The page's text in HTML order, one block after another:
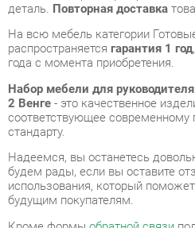
Набор мебели для руководителя
2 Венге
- это качественное
соответствующее современному
стандарту.
будем рады, если вы оставите
использования, который поможет
будущим покупателям.
консультацию, фото и
e-mail, телефону в Екатеринбурге
Telegram и WhatsApp.